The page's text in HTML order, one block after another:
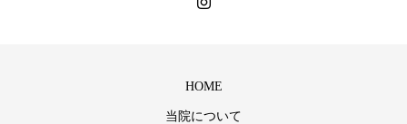
HOME
当院について